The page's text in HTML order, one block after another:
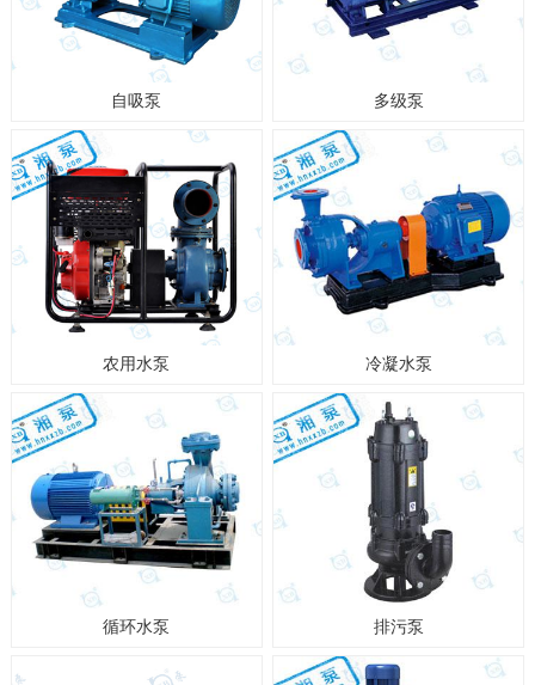
自吸泵 多级泵
农用水泵 冷凝水泵
循环水泵 排污泵